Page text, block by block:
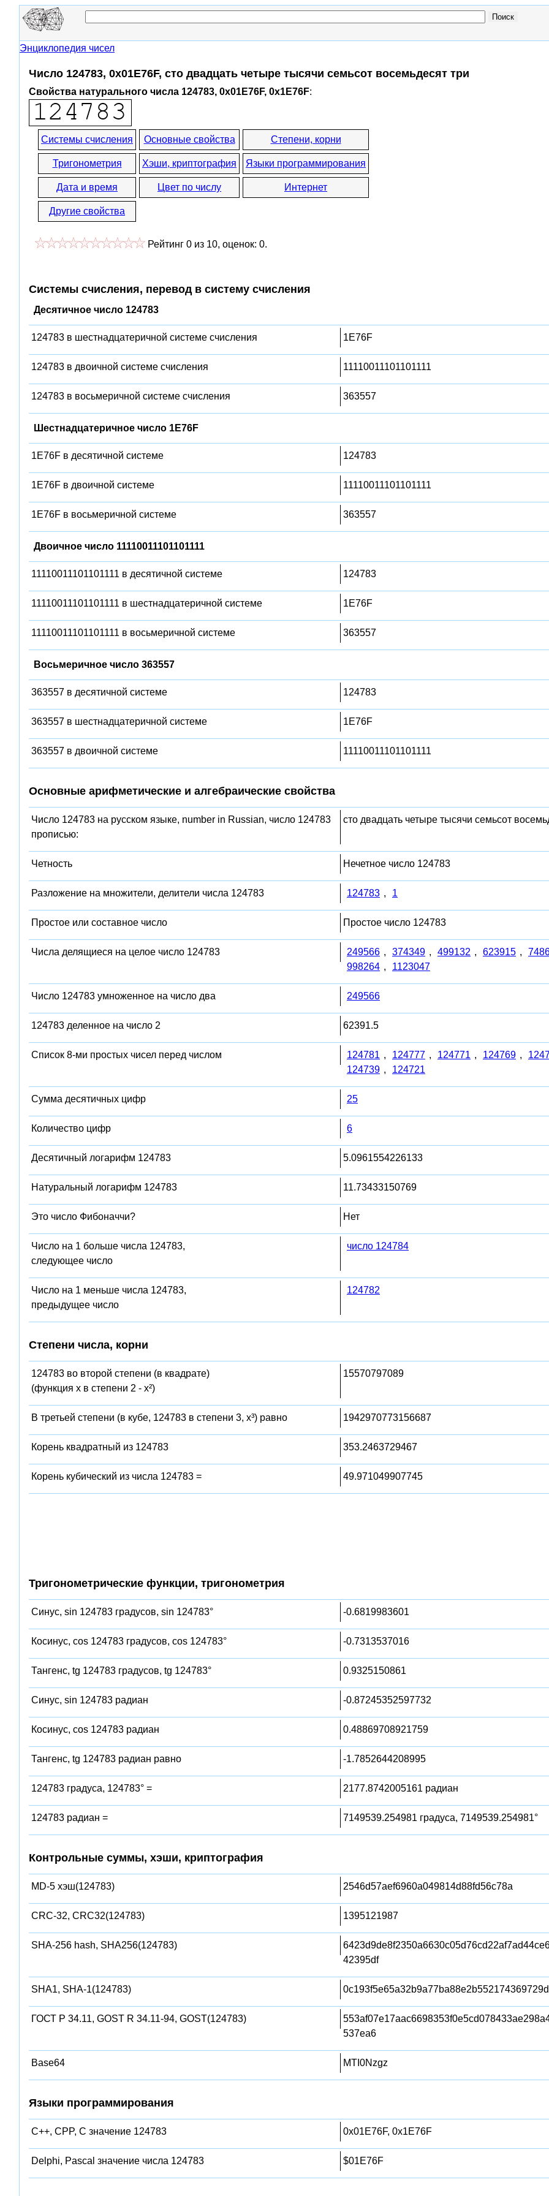
Энциклопедия чисел
Число 124783, 0x01E76F, сто двадцать четыре тысячи семьсот восемьдесят три
Свойства натурального числа 124783, 0x01E76F, 0x1E76F:
Системы счисления Основные свойства Степени, корни
Тригонометрия Хэши, криптография Языки программирования
Дата и время Цвет по числу Интернет
Другие свойства
Рейтинг 0 из 10, оценок: 0.
Системы счисления, перевод в систему счисления
Десятичное число 124783
124783 в шестнадцатеричной системе счисления 1E76F
124783 в двоичной системе счисления 11110011101101111
124783 в восьмеричной системе счисления 363557
Шестнадцатеричное число 1E76F
1E76F в десятичной системе 124783
1E76F в двоичной системе 11110011101101111
1E76F в восьмеричной системе 363557
Двоичное число 11110011101101111
11110011101101111 в десятичной системе 124783
11110011101101111 в шестнадцатеричной системе 1E76F
11110011101101111 в восьмеричной системе 363557
Восьмеричное число 363557
363557 в десятичной системе 124783
363557 в шестнадцатеричной системе 1E76F
363557 в двоичной системе 11110011101101111
Основные арифметические и алгебраические свойства
Число 124783 на русском языке, number in Russian, число 124783
прописью:
сто двадцать четыре тысячи семьсот
Четность Нечетное число 124783
Разложение на множители, делители числа 124783 124783 , 1
Простое или составное число Простое число 124783
Числа делящиеся на целое число 124783 249566 , 374349 , 499132 , 623915 ,
998264 , 1123047
Число 124783 умноженное на число два 249566
124783 деленное на число 2 62391.5
Список 8-ми простых чисел перед числом 124781 , 124777 , 124771 , 124769 ,
124739 , 124721
Сумма десятичных цифр 25
Количество цифр 6
Десятичный логарифм 124783 5.0961554226133
Натуральный логарифм 124783 11.73433150769
Это число Фибоначчи? Нет
Число на 1 больше числа 124783,
следующее число
число 124784
Число на 1 меньше числа 124783,
предыдущее число
124782
Степени числа, корни
124783 во второй степени (в квадрате)
(функция x в степени 2 - x²)
15570797089
В третьей степени (в кубе, 124783 в степени 3, x³) равно 1942970773156687
Корень квадратный из 124783 353.2463729467
Корень кубический из числа 124783 = 49.971049907745
Тригонометрические функции, тригонометрия
Синус, sin 124783 градусов, sin 124783° -0.6819983601
Косинус, cos 124783 градусов, cos 124783° -0.7313537016
Тангенс, tg 124783 градусов, tg 124783° 0.9325150861
Синус, sin 124783 радиан -0.87245352597732
Косинус, cos 124783 радиан 0.48869708921759
Тангенс, tg 124783 радиан равно -1.7852644208995
124783 градуса, 124783° = 2177.8742005161 радиан
124783 радиан = 7149539.254981 градуса, 7149539.254981°
Контрольные суммы, хэши, криптография
MD-5 хэш(124783) 2546d57aef6960a049814d88fd56c78a
CRC-32, CRC32(124783) 1395121987
SHA-256 hash, SHA256(124783)
42395df
SHA1, SHA-1(124783)
ГОСТ Р 34.11, GOST R 34.11-94, GOST(124783)
537ea6
Base64 MTI0Nzgz
Языки программирования
C++, CPP, C значение 124783 0x01E76F, 0x1E76F
Delphi, Pascal значение числа 124783 $01E76F